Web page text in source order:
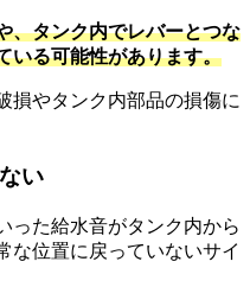
、タンク内でレバーとつな
いる可能性があります。
損やタンク内部品の損傷に
い
った給水音がタンク内から
な位置に戻っていないサイ